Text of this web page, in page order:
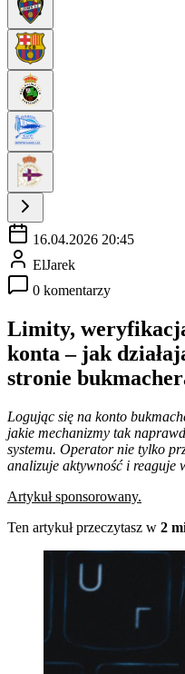
16.04.2026 20:45
ElJarek
0 komentarzy
Limity,
konta – jak
stronie
Logując się na konto
jakie mechanizmy tak
systemu. Operator nie tylko
analizuje aktywność i reaguje
Artykuł sponsorowany.
Ten artykuł przeczytasz w 2